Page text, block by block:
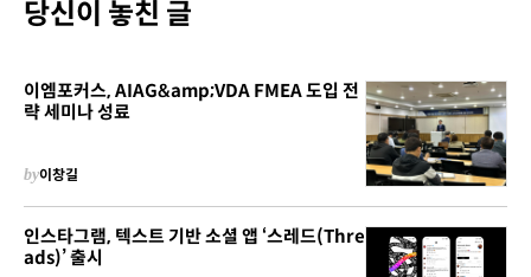
당신이 놓친 글
이엠포커스, AIAG&amp;VDA FMEA 도입 전
략 세미나 성료
by이창길
인스타그램, 텍스트 기반 소셜 앱 ‘스레드(Thre
ads)’ 출시